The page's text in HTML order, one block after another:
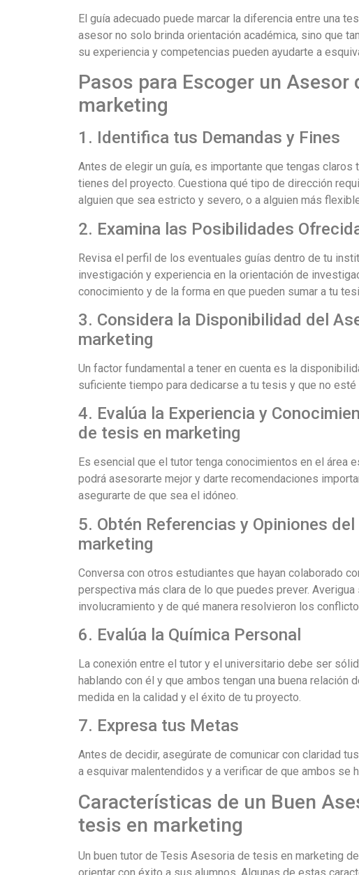
El guía adecuado puede marcar la diferencia entre una
asesor no solo brinda orientación académica, sino que
su experiencia y competencias pueden ayudarte a
Pasos para Escoger un
marketing
1. Identifica tus Demandas y Fines
Antes de elegir un guía, es importante que tengas
tienes del proyecto. Cuestiona qué tipo de dirección
alguien que sea estricto y severo, o a alguien más
2. Examina las Posibilidades
Revisa el perfil de los eventuales guías dentro de tu
investigación y experiencia en la orientación de
conocimiento y de la forma en que pueden sumar a tu
3. Considera la Disponibilidad del
marketing
Un factor fundamental a tener en cuenta es la
suficiente tiempo para dedicarse a tu tesis y que no
4. Evalúa la Experiencia y
de tesis en marketing
Es esencial que el tutor tenga conocimientos en el área
podrá asesorarte mejor y darte recomendaciones
asegurarte de que sea el idóneo.
5. Obtén Referencias y Opiniones
marketing
Conversa con otros estudiantes que hayan colaborado
perspectiva más clara de lo que puedes prever.
involucramiento y de qué manera resolvieron los
6. Evalúa la Química Personal
La conexión entre el tutor y el universitario debe ser
hablando con él y que ambos tengan una buena relación
medida en la calidad y el éxito de tu proyecto.
7. Expresa tus Metas
Antes de decidir, asegúrate de comunicar con claridad
a esquivar malentendidos y a verificar de que ambos se
Características de un Buen
tesis en marketing
Un buen tutor de Tesis Asesoria de tesis en marketing